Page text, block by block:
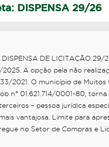
DISPENSA 29/26
DE LICITAÇÃO 29/
2025. A opção pela não
2021. O município de
n° 01.621.714/0001-80,
– pessoa jurídica
vantajosa. Limite para
no Setor de Compras e